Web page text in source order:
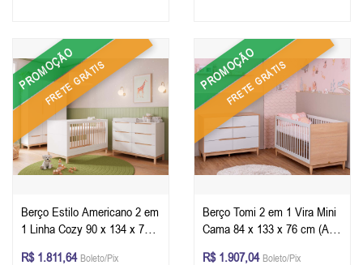
PROMOÇÃO
FRETE GRÁTIS
Berço Estilo Americano 2 em
1 Linha Cozy 90 x 134 x 76
R$ 1.811,64 Boleto/Pix
PROMOÇÃO
FRETE GRÁTIS
Berço Tomi 2 em 1 Vira Mini
Cama 84 x 133 x 76 cm (A x
R$ 1.907,04 Boleto/Pix